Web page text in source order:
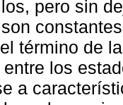
pero sin
término de
los
a